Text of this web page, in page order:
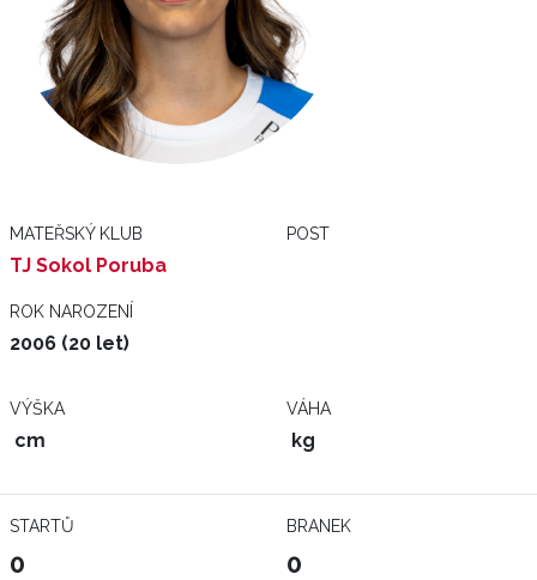
MATEŘSKÝ KLUB
TJ Sokol Poruba
POST
ROK NAROZENÍ
2006 (20 let)
VÝŠKA
cm
VÁHA
kg
STARTŮ
0
BRANEK
0